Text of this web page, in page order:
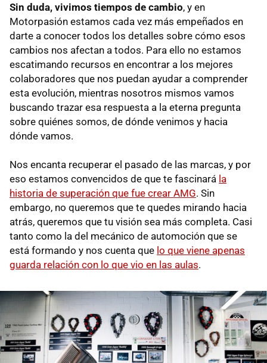
Sin duda, vivimos tiempos de cambio, y en
Motorpasión estamos cada vez más empeñados en
darte a conocer todos los detalles sobre cómo esos
cambios nos afectan a todos. Para ello no estamos
escatimando recursos en encontrar a los mejores
colaboradores que nos puedan ayudar a comprender
esta evolución, mientras nosotros mismos vamos
buscando trazar esa respuesta a la eterna pregunta
sobre quiénes somos, de dónde venimos y hacia
dónde vamos.
Nos encanta recuperar el pasado de las marcas, y por
eso estamos convencidos de que te fascinará la
historia de superación que fue crear AMG. Sin
embargo, no queremos que te quedes mirando hacia
atrás, queremos que tu visión sea más completa. Casi
tanto como la del mecánico de automoción que se
está formando y nos cuenta que lo que viene apenas
guarda relación con lo que vio en las aulas.